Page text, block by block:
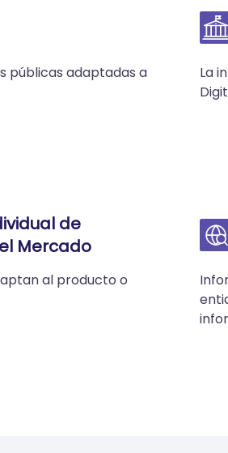
públicas adaptadas a
La
de
Mercado
al producto o